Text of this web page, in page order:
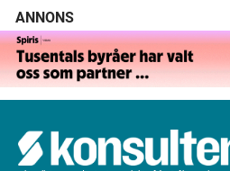
ANNONS